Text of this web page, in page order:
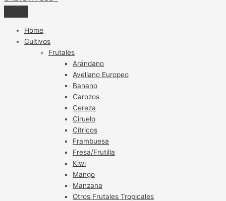
Home
Cultivos
Frutales
Arándano
Avellano Europeo
Banano
Carozos
Cereza
Ciruelo
Cítricos
Frambuesa
Fresa/Frutilla
Kiwi
Mango
Manzana
Otros Frutales Tropicales